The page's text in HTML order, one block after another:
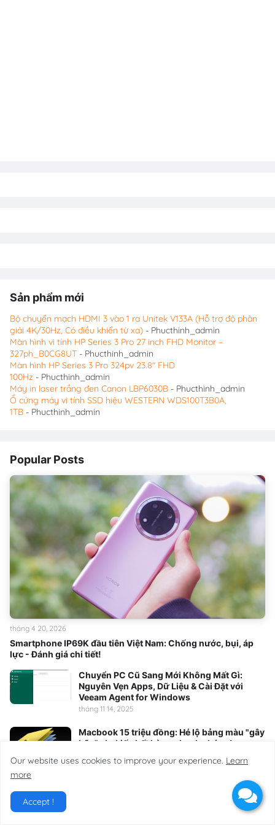
Sản phẩm mới
Bộ chuyển mạch HDMI 3 vào 1 ra Unitek V133A (Hỗ trợ độ phân
giải 4K/30Hz, Có điều khiển từ xa) - Phucthinh_admin
Màn hình vi tính HP Series 3 Pro 27 inch FHD Monitor –
327ph_B0CG8UT - Phucthinh_admin
Màn hình HP Series 3 Pro 324pv 23.8″ FHD
100Hz - Phucthinh_admin
Máy in laser trắng đen Canon LBP6030B - Phucthinh_admin
Ổ cứng máy vi tính SSD hiệu WESTERN WDS100T3B0A,
1TB - Phucthinh_admin
Popular Posts
Smartphone IP69K đầu tiên Việt Nam: Chống nước, bụi, áp
lực - Đánh giá chi tiết!
tháng 4 20, 2026
Chuyển PC Cũ Sang Mới Không Mất Gì:
Nguyên Vẹn Apps, Dữ Liệu & Cài Đặt với
Veeam Agent for Windows
tháng 11 14, 2025
Macbook 15 triệu đồng: Hé lộ bảng màu "gây
bão", dự kiến hết hàng nhanh chóng!
tháng 2 20, 2026
AI Đeo Tay: Bước Đột Phá Thay Đổi Cuộc
Our website uses cookies to improve your experience. Learn
more
Accept !